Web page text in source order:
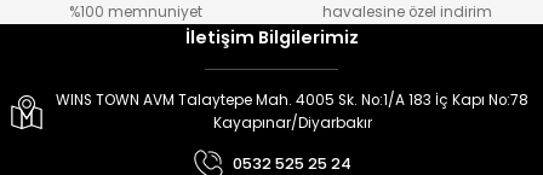
%100 memnuniyet
havalesine özel indirim
İletişim Bilgilerimiz
WINS TOWN AVM Talaytepe Mah. 4005 Sk. No:1/A 183 İç Kapı No:78
Kayapınar/Diyarbakır
0532 525 25 24